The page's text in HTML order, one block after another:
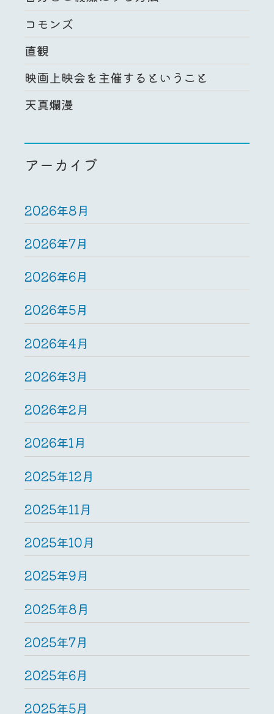
コモンズ
直観
映画上映会を主催するということ
天真爛漫
アーカイブ
2026年8月
2026年7月
2026年6月
2026年5月
2026年4月
2026年3月
2026年2月
2026年1月
2025年12月
2025年11月
2025年10月
2025年9月
2025年8月
2025年7月
2025年6月
2025年5月